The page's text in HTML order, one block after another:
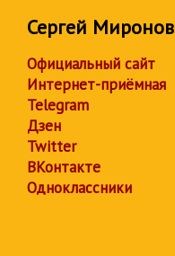
Сергей Миронов
Официальный сайт
Интернет-приёмная
Telegram
Дзен
Twitter
ВКонтакте
Одноклассники